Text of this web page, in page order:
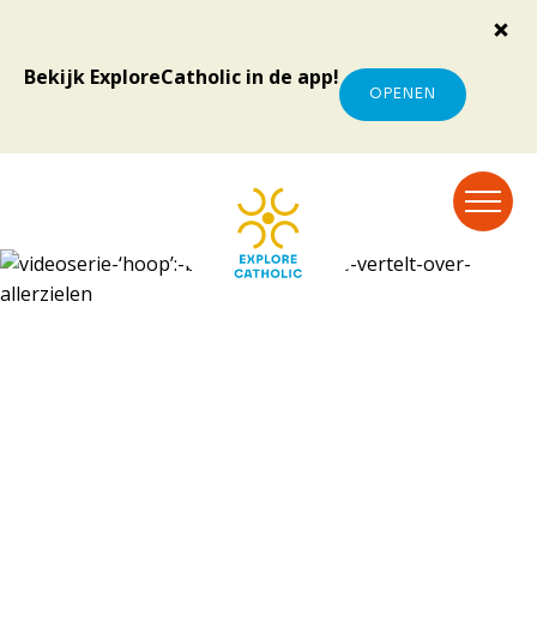
Bekijk ExploreCatholic in de app!
OPENEN